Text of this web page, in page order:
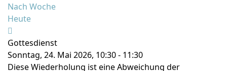
Nach Woche
Heute
Gottesdienst
Sonntag, 24. Mai 2026, 10:30 - 11:30
Diese Wiederholung ist eine Abweichung der